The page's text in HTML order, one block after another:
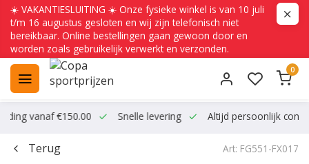
☀️ VAKANTIESLUITING ☀️ Onze fysieke winkel is van 10 juli
t/m 16 augustus gesloten en wij zijn telefonisch niet
bereikbaar. Online bestellingen gaan gewoon door en
worden zoals gebruikelijk verwerkt en verzonden.
0
vanaf €150.00 Snelle levering Altijd persoonlijk
Terug Art: FG551-FX017